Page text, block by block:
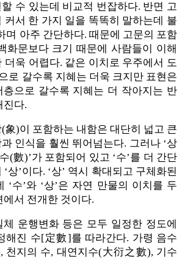
수 있는데 비교적 번잡하다. 반면 고
커서 한 가지 일을 똑똑히 말하는데 불
며 아주 간단하다. 때문에 고문의 포함
화문보다 크기 때문에 사람들이 이해
더욱 어렵다. 같은 이치로 우주에서 도
로 갈수록 지혜는 더욱 크지만 표현은
층으로 갈수록 지혜는 더 작아지는 반
진다.
象)이 포함하는 내함은 대단히 넓고 큰
인식을 훨씬 뛰어넘는다. 그러나 ‘상
(數)’가 포함되어 있고 ‘수’를 더 간단
상’이다. ‘상’ 역시 확대되고 구체화된
‘수’와 ‘상’은 자연 만물의 이치를 두
서 전개한 것이다.
운행변화 등은 모두 일정한 정도에
해진 수[定數]를 따라간다. 가령 음수
천지의 수, 대연지수(大衍之數), 기수